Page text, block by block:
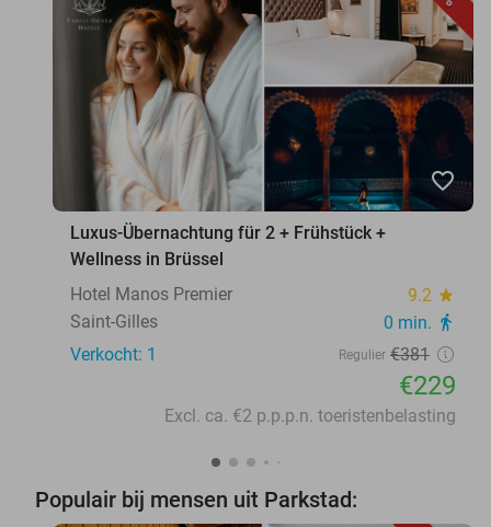
favorite_border
Luxus-Übernachtung für 2 + Frühstück +
Wellness in Brüssel
Hotel Manos Premier
9.2 star
Saint-Gilles 0 min. directions_walk
Verkocht: 1 Regulier €381
€229
Excl. ca. €2 p.p.p.n. toeristenbelasting
Populair bij mensen uit Parkstad: